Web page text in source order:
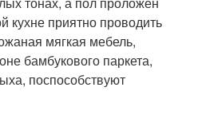
кухне приятно проводить
мягкая мебель,
бамбукового паркета,
поспособствуют